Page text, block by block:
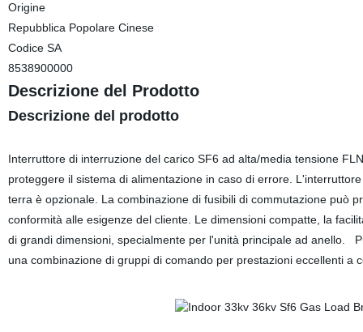
Origine
Repubblica Popolare Cinese
Codice SA
8538900000
Descrizione del Prodotto
Descrizione del prodotto
Interruttore di interruzione del carico SF6 ad alta/media tensione
proteggere il sistema di alimentazione in caso di errore.
terra è opzionale. La combinazione di fusibili di commutazione può
conformità alle esigenze del cliente. Le dimensioni compatte, la
di grandi dimensioni, specialmente per l'unità principale ad anello.
una combinazione di gruppi di comando per prestazioni eccellenti a